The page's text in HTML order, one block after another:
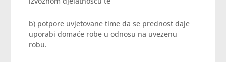
b) potpore uvjetovane time da se prednost daje
uporabi domaće robe u odnosu na uvezenu
robu.